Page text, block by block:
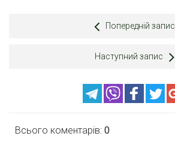
Попередній запис
Наступний запис
Всього коментарів: 0